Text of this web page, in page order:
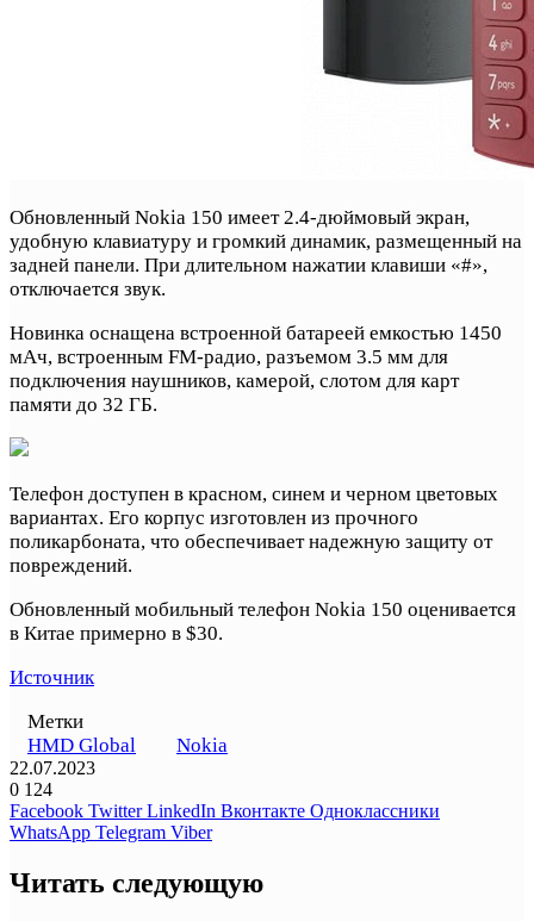
Обновленный Nokia 150 имеет 2.4-дюймовый экран,
удобную клавиатуру и громкий динамик, размещенный на
задней панели. При длительном нажатии клавиши «#»,
отключается звук.
Новинка оснащена встроенной батареей емкостью 1450
мАч, встроенным FM-радио, разъемом 3.5 мм для
подключения наушников, камерой, слотом для карт
памяти до 32 ГБ.
Телефон доступен в красном, синем и черном цветовых
вариантах. Его корпус изготовлен из прочного
поликарбоната, что обеспечивает надежную защиту от
повреждений.
Обновленный мобильный телефон Nokia 150 оценивается
в Китае примерно в $30.
Источник
Метки
HMD Global
Nokia
22.07.2023
0 124
Facebook Twitter LinkedIn Вконтакте Одноклассники
WhatsApp Telegram Viber
Читать следующую